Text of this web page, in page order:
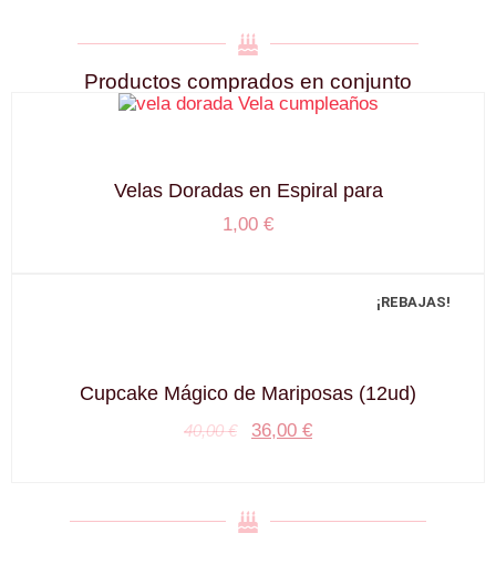
Productos comprados en conjunto
Velas Doradas en Espiral para
1,00 €
¡REBAJAS!
Cupcake Mágico de Mariposas (12ud)
40,00€ 36,00 €